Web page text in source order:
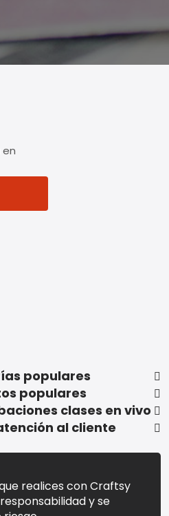
populares
populares
clases en vivo
al cliente
realices con Craftsy
y se